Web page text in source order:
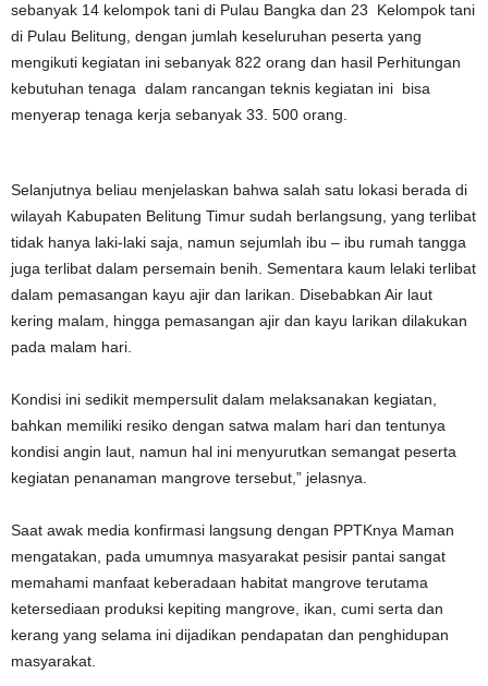
sebanyak 14 kelompok tani di Pulau Bangka dan 23 Kelompok tani
di Pulau Belitung, dengan jumlah keseluruhan peserta yang
mengikuti kegiatan ini sebanyak 822 orang dan hasil Perhitungan
kebutuhan tenaga dalam rancangan teknis kegiatan ini bisa
menyerap tenaga kerja sebanyak 33. 500 orang.
Selanjutnya beliau menjelaskan bahwa salah satu lokasi berada di
wilayah Kabupaten Belitung Timur sudah berlangsung, yang terlibat
tidak hanya laki-laki saja, namun sejumlah ibu – ibu rumah tangga
juga terlibat dalam persemain benih. Sementara kaum lelaki terlibat
dalam pemasangan kayu ajir dan larikan. Disebabkan Air laut
kering malam, hingga pemasangan ajir dan kayu larikan dilakukan
pada malam hari.
Kondisi ini sedikit mempersulit dalam melaksanakan kegiatan,
bahkan memiliki resiko dengan satwa malam hari dan tentunya
kondisi angin laut, namun hal ini menyurutkan semangat peserta
kegiatan penanaman mangrove tersebut,” jelasnya.
Saat awak media konfirmasi langsung dengan PPTKnya Maman
mengatakan, pada umumnya masyarakat pesisir pantai sangat
memahami manfaat keberadaan habitat mangrove terutama
ketersediaan produksi kepiting mangrove, ikan, cumi serta dan
kerang yang selama ini dijadikan pendapatan dan penghidupan
masyarakat.